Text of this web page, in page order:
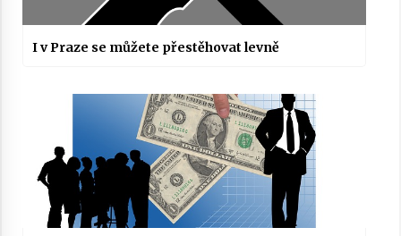
I v Praze se můžete přestěhovat levně